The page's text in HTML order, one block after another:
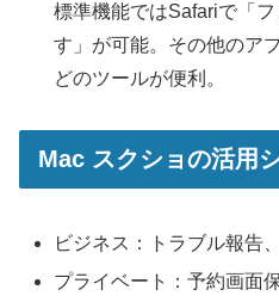
標準機能ではSafariで「
す」が可能。その他のア
どのツールが便利。
Mac スクショの活用
ビジネス：トラブル報告
プライベート：予約画面